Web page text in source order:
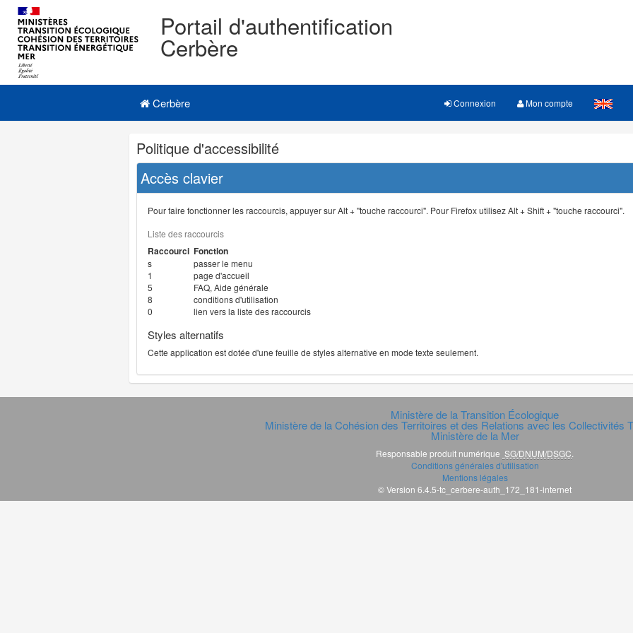
Portail d'authentification
Cerbère
Navigation
Menu principal
Cerbère Connexion Mon compte
Navigation
et
outils
annexes
Politique d'accessibilité
Accès clavier
Pour faire fonctionner les raccourcis, appuyer sur Alt + "touche raccourci". Pour Firefox utilisez Alt + Shift + "touche raccourci".
Liste des raccourcis
Raccourci Fonction
s
passer le menu
1
page d'accueil
5
FAQ, Aide générale
8
conditions d'utilisation
0
lien vers la liste des raccourcis
Styles alternatifs
Cette application est dotée d'une feuille de styles alternative en mode texte seulement.
Ministère de la Transition Écologique
Ministère de la Cohésion des Territoires et des Relations avec les Collectivités
Ministère de la Mer
Responsable produit numérique SG/DNUM/DSGC
Conditions générales d'utilisation
Mentions légales
© Version 6.4.5-tc_cerbere-auth_172_181-internet